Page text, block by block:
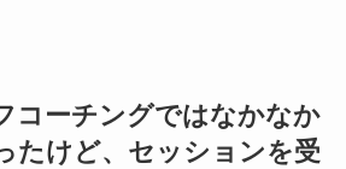
コーチングではなかなか
たけど、セッションを受